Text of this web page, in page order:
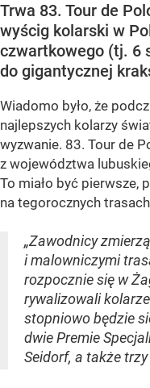
Trwa 83. Tour de
wyścig kolarski w
czwartkowego (tj. 6
do gigantycznej
Wiadomo było, że
najlepszych kolarzy
wyzwanie. 83. Tour de
z województwa
To miało być pierwsze,
na tegorocznych
„Zawodnicy
i malowniczymi
rozpocznie się w
rywalizowali
stopniowo będzie
dwie Premie
Seidorf, a także